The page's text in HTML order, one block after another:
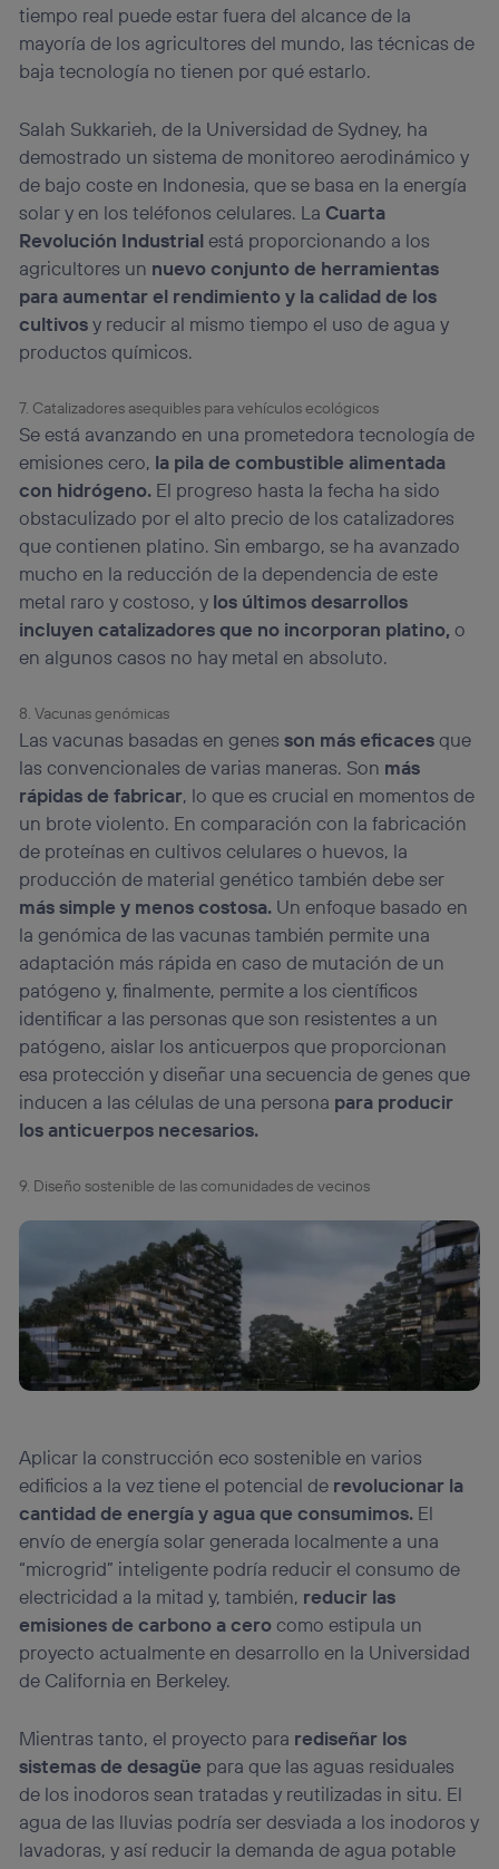
tiempo real puede estar fuera del alcance de la
mayoría de los agricultores del mundo, las técnicas de
baja tecnología no tienen por qué estarlo.
Salah Sukkarieh, de la Universidad de Sydney, ha
demostrado un sistema de monitoreo aerodinámico y
de bajo coste en Indonesia, que se basa en la energía
solar y en los teléfonos celulares. La Cuarta
Revolución Industrialestá proporcionando a los
agricultores un nuevo conjunto de herramientas
para aumentar el rendimiento y la calidad de los
cultivosy reducir al mismo tiempo el uso de agua y
productos químicos.
7. Catalizadores asequibles para vehículos ecológicos
Se está avanzando en una prometedora tecnología de
emisiones cero, la pila de combustible alimentada
con hidrógeno. El progreso hasta la fecha ha sido
obstaculizado por el alto precio de los catalizadores
que contienen platino. Sin embargo, se ha avanzado
mucho en la reducción de la dependencia de este
metal raro y costoso, y los últimos desarrollos
incluyen catalizadores que no incorporan platino,o
en algunos casos no hay metal en absoluto.
8. Vacunas genómicas
Las vacunas basadas en genesson más eficacesque
las convencionales de varias maneras. Son más
rápidas de fabricar, lo que es crucial en momentos de
un brote violento. En comparación con la fabricación
de proteínas en cultivos celulares o huevos, la
producción de material genético también debe ser
más simple y menos costosa. Un enfoque basado en
la genómica de las vacunas también permite una
adaptación más rápida en caso de mutación de un
patógeno y, finalmente, permite a los científicos
identificar a las personas que son resistentes a un
patógeno, aislar los anticuerpos que proporcionan
esa protección y diseñar una secuencia de genes que
inducen a las células de una persona para producir
los anticuerpos necesarios.
9. Diseño sostenible de las comunidades de vecinos
Aplicar la construcción eco sostenible en varios
edificios a la vez tiene el potencial de revolucionar la
cantidad de energía y agua que consumimos. El
envío de energía solar generada localmente a una
“microgrid” inteligente podría reducir el consumo de
electricidad a la mitad y, también, reducir las
emisiones de carbono a cerocomo estipula un
proyecto actualmente en desarrollo en la Universidad
de California en Berkeley.
Mientras tanto, el proyecto para rediseñar los
sistemas de desagüe para que las aguas residuales
de los inodoros sean tratadas y reutilizadas in situ. El
agua de las lluvias podría ser desviada a los inodoros y
lavadoras, y así reducir la demanda de agua potable